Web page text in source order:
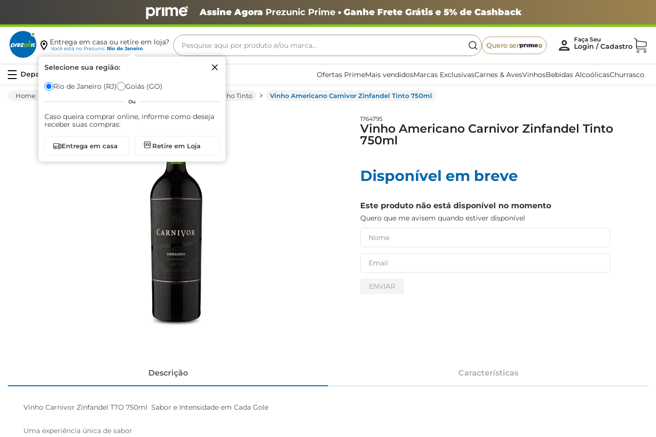
Assine Agora Prezunic Prime• Ganhe Frete Grátis e 5% de Cashback
Entrega em casa ou retire em loja?
Você está no Prezunic Rio de Janeiro
Selecione sua região:
Rio de Janeiro (RJ) Goiás (GO)
Ou
Caso queira comprar online, informe como deseja
receber suas compras:
Entrega em casa Retire em Loja
Pesquise aqui por produto e/ou marca...
Quero ser
Ofertas PrimeMais vendidosMarcas ExclusivasCarnes & AvesVinhosBebidas AlcoólicasChurrasco
Vinho Tinto Vinho Americano Carnivor Zinfandel Tinto 750ml
1764795
Vinho Americano Carnivor Zinfandel Tinto
750ml
Disponível em breve
Este produto não está disponível no momento
Quero que me avisem quando estiver disponível
ENVIAR
Descrição Características
Vinho Carnivor Zinfandel TTO 750ml  Sabor e Intensidade em Cada Gole
Uma experiência única de sabor
Termos mais buscados
café
biscoito
arroz
iogurte
papel higiênico
cerveja